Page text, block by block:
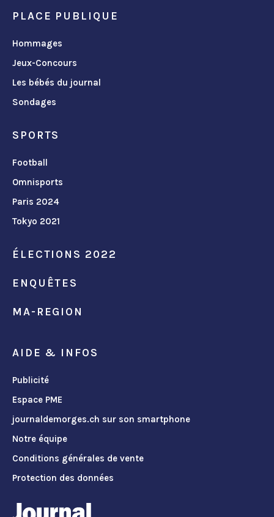
PLACE PUBLIQUE
Hommages
Jeux-Concours
Les bébés du journal
Sondages
SPORTS
Football
Omnisports
Paris 2024
Tokyo 2021
ÉLECTIONS 2022
ENQUÊTES
MA-REGION
AIDE & INFOS
Publicité
Espace PME
journaldemorges.ch sur son smartphone
Notre équipe
Conditions générales de vente
Protection des données